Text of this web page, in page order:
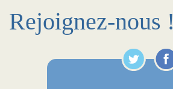
Rejoignez-nous !